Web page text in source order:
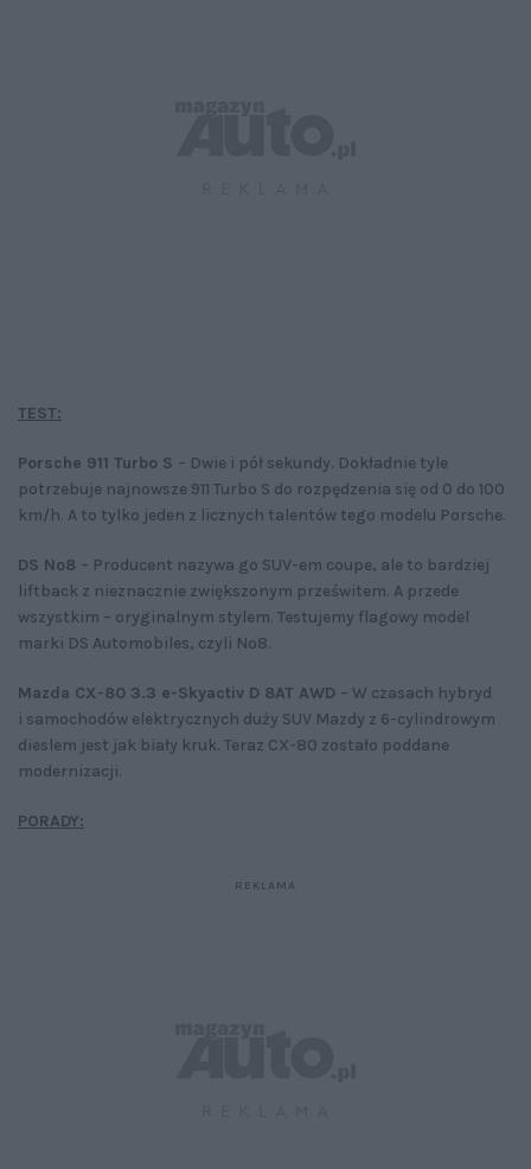
TEST:
Porsche 911 Turbo S – Dwie i pół sekundy. Dokładnie tyle
potrzebuje najnowsze 911 Turbo S do rozpędzenia się od 0 do 100
km/h. A to tylko jeden z licznych talentów tego modelu Porsche.
DS Nº8 – Producent nazywa go SUV-em coupe, ale to bardziej
liftback z nieznacznie zwiększonym prześwitem. A przede
wszystkim – oryginalnym stylem. Testujemy flagowy model
marki DS Automobiles, czyli Nº8.
Mazda CX-80 3.3 e-Skyactiv D 8AT AWD – W czasach hybryd
i samochodów elektrycznych duży SUV Mazdy z 6-cylindrowym
dieslem jest jak biały kruk. Teraz CX-80 zostało poddane
modernizacji.
PORADY: